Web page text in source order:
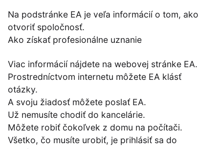
Na podstránke EA je veľa informácií o tom, ako
otvoriť spoločnosť.
Ako získať profesionálne uznanie
Viac informácií nájdete na webovej stránke EA.
Prostredníctvom internetu môžete EA klásť
otázky.
A svoju žiadosť môžete poslať EA.
Už nemusíte chodiť do kancelárie.
Môžete robiť čokoľvek z domu na počítači.
Všetko, čo musíte urobiť, je prihlásiť sa do